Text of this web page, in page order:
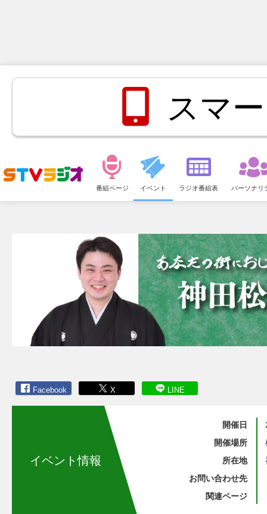
スマ
ュ
番組ページ イベント ラジオ番組表 パーソナリ
Facebook X LINE
イベント情報
開催日
開催場所
所在地
お問い合わせ先
関連ページ